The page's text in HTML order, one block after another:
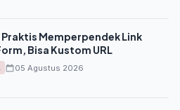
Praktis Memperpendek Link
Bisa Kustom URL
05 Agustus 2026